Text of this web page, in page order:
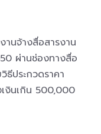
านจ้างสื่อสารงาน
ผ่านช่องทางสื่อ
ประกวดราคา
งินเกิน 500,000